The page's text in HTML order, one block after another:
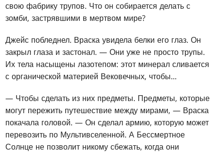
свою фабрику трупов. Что он собирается делать с
зомби, застрявшими в мертвом мире?
Джейс побледнел. Враска увидела белки его глаз. Он
закрыл глаза и застонал. — Они уже не просто трупы.
Их тела насыщены лазотепом: этот минерал сливается
с органической материей Вековечных, чтобы...
— Чтобы сделать из них предметы. Предметы, которые
могут пережить путешествие между мирами, — Враска
покачала головой. — Он сделал армию, которую может
перевозить по Мультивселенной. А Бессмертное
Солнце не позволит никому сбежать, когда они